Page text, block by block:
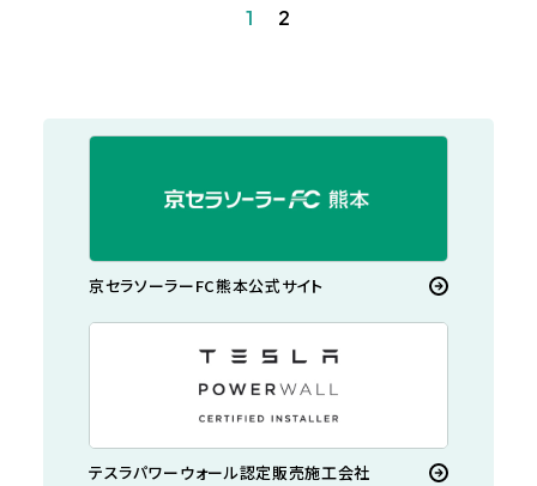
1 2
京セラソーラーFC熊本公式サイト
テスラパワーウォール認定販売施工会社